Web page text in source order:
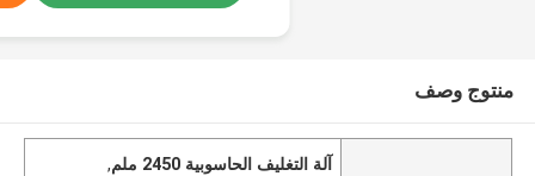
منتوج وصف
آلة التغليف الحاسوبية 2450 ملم
,